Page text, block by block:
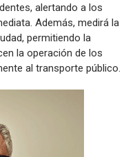
alertando a los
Además, medirá la
permitiendo la
la operación de los
al transporte público.